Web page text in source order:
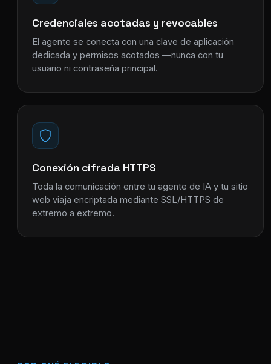
Credenciales acotadas y revocables
El agente se conecta con una clave de aplicación
dedicada y permisos acotados —nunca con tu
usuario ni contraseña principal.
Conexión cifrada HTTPS
Toda la comunicación entre tu agente de IA y tu sitio
web viaja encriptada mediante SSL/HTTPS de
extremo a extremo.